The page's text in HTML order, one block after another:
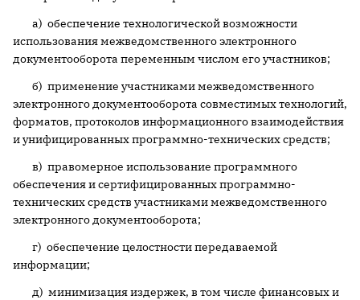
а) обеспечение технологической возможности
использования межведомственного электронного
документооборота переменным числом его участников;
б) применение участниками межведомственного
электронного документооборота совместимых технологий,
форматов, протоколов информационного взаимодействия
и унифицированных программно-технических средств;
в) правомерное использование программного
обеспечения и сертифицированных программно-
технических средств участниками межведомственного
электронного документооборота;
г) обеспечение целостности передаваемой
информации;
д) минимизация издержек, в том числе финансовых и